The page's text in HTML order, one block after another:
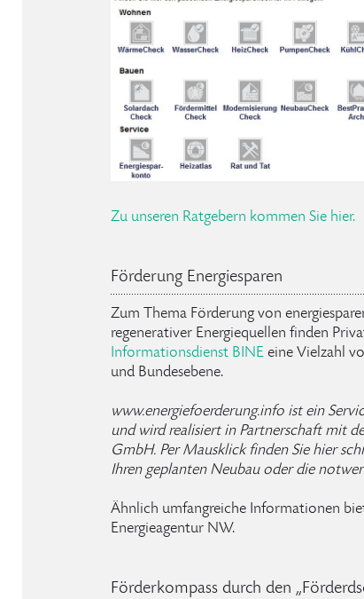
Zu unseren Ratgebern kommen Sie hier.
Förderung Energiesparen
Zum Thema Förderung von
regenerativer Energiequellen finden
Informationsdienst BINE eine Vielzahl
und Bundesebene.
www.energiefoerderung.info ist ein
und wird realisiert in Partnerschaft mit
GmbH. Per Mausklick finden Sie hier
Ihren geplanten Neubau oder die
Ähnlich umfangreiche Informationen
Energieagentur NW.
Förderkompass durch den